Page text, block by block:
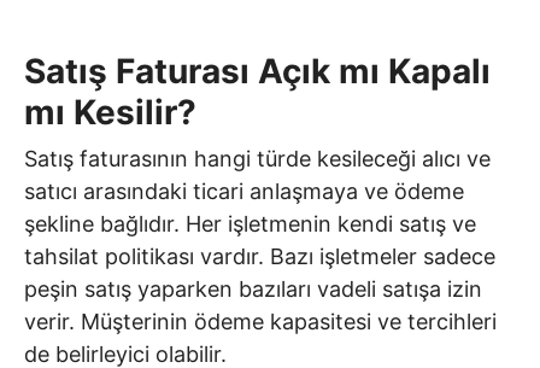
Satış Faturası Açık mı Kapalı
mı Kesilir?
Satış faturasının hangi türde kesileceği alıcı ve
satıcı arasındaki ticari anlaşmaya ve ödeme
şekline bağlıdır. Her işletmenin kendi satış ve
tahsilat politikası vardır. Bazı işletmeler sadece
peşin satış yaparken bazıları vadeli satışa izin
verir. Müşterinin ödeme kapasitesi ve tercihleri
de belirleyici olabilir.